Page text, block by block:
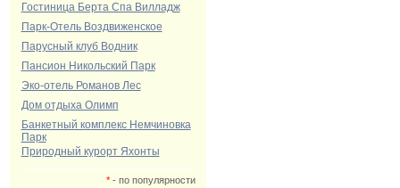
Гостиница Берта Спа Вилладж
Парк-Отель Воздвиженское
Парусный клуб Водник
Пансион Никольский Парк
Эко-отель Романов Лес
Дом отдыха Олимп
Банкетный комплекс Немчиновка
Парк
Природный курорт Яхонты
*- по популярности